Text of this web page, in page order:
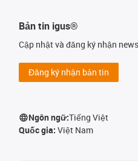
Bản tin igus®
Cập nhật và đăng ký nhận
Đăng ký nhận bản tin
Ngôn ngữ:Tiếng Việt
Quốc gia: Việt Nam